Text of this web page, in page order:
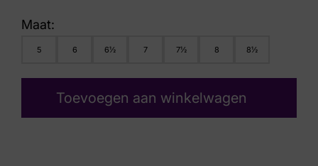
Maat:
5 6 6½ 7 7½ 8 8½
Toevoegen aan winkelwagen